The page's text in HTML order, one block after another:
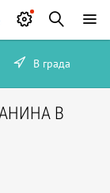
В града
В